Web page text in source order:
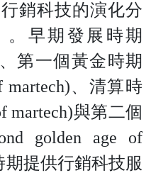
銷科技的演化分
。早期發展時期
、第一個黃金時期
martech)、清算時
martech)與第二個
golden age of
期提供行銷科技服